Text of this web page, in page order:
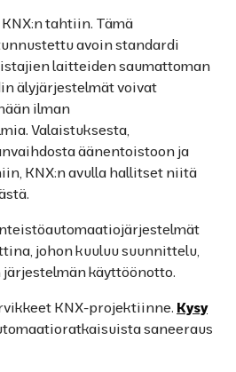
tahtiin. Tämä
avoin standardi
laitteiden saumattoman
älyjärjestelmät voivat
ilman
Valaistuksesta,
äänentoistoon ja
KNX:n avulla hallitset niitä
johon kuuluu suunnittelu,
käyttöönotto.
KNX-projektiinne. Kysy
saneeraus